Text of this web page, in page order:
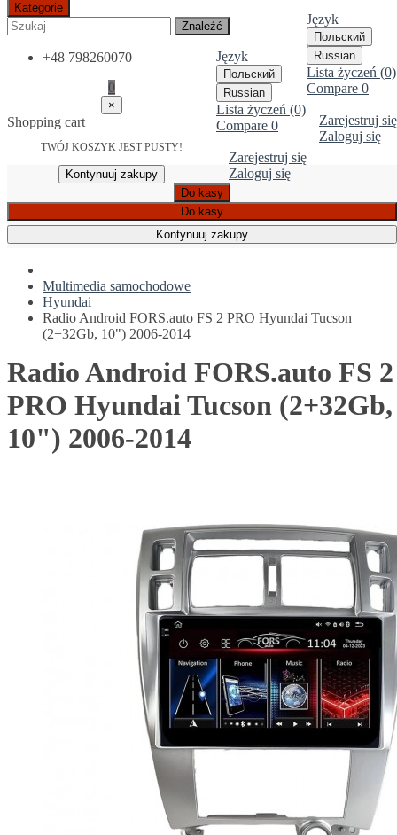
Język
Польский
Russian
Lista życzeń (0)
Compare 0
Zarejestruj się
Zaloguj się
Kategorie
Znaleźć
Język
Польский
Russian
Lista życzeń (0)
Compare 0
Zarejestruj się
Zaloguj się
+48 798260070
0
×
Shopping cart
TWÓJ KOSZYK JEST PUSTY!
Kontynuuj zakupy
Do kasy
Do kasy
Kontynuuj zakupy
Multimedia samochodowe
Hyundai
Radio Android FORS.auto FS 2 PRO Hyundai Tucson
(2+32Gb, 10") 2006-2014
Radio Android FORS.auto FS 2
PRO Hyundai Tucson (2+32Gb,
10") 2006-2014